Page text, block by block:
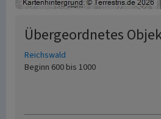
Übergeordnetes
Reichswald
Beginn 600 bis 1000